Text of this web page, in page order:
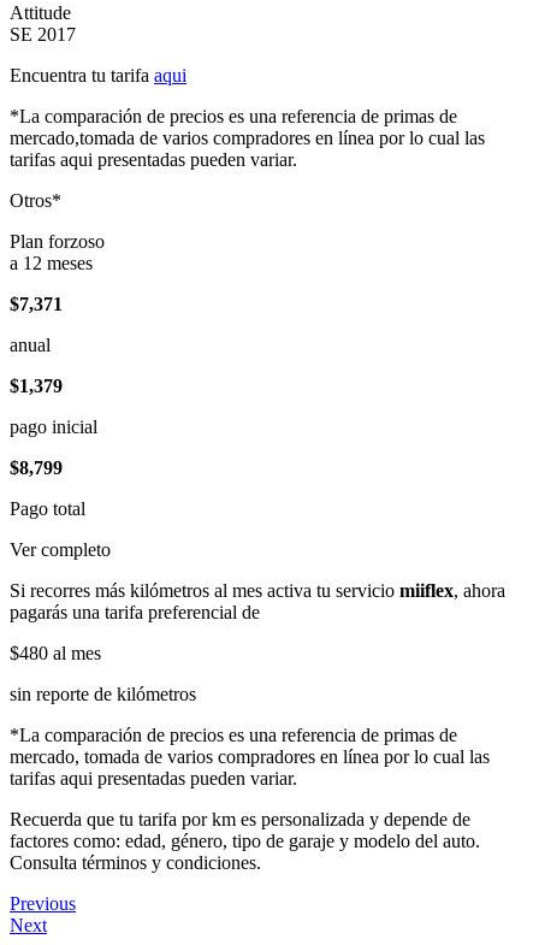
Attitude
SE 2017
Encuentra tu tarifa aqui
*La comparación de precios es una referencia de primas de
mercado,tomada de varios compradores en línea por lo cual las
tarifas aqui presentadas pueden variar.
Otros*
Plan forzoso
a 12 meses
$7,371
anual
$1,379
pago inicial
$8,799
Pago total
Ver completo
Si recorres más kilómetros al mes activa tu servicio miiflex, ahora
pagarás una tarifa preferencial de
$480 al mes
sin reporte de kilómetros
*La comparación de precios es una referencia de primas de
mercado, tomada de varios compradores en línea por lo cual las
tarifas aqui presentadas pueden variar.
Recuerda que tu tarifa por km es personalizada y depende de
factores como: edad, género, tipo de garaje y modelo del auto.
Consulta términos y condiciones.
Previous
Next